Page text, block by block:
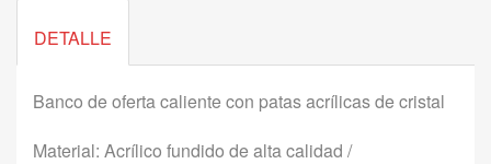
DETALLE
Banco de oferta caliente con patas acrílicas de cristal
Material: Acrílico fundido de alta calidad /